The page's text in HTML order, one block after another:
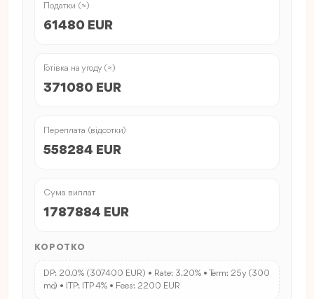
Податки (≈)
61480 EUR
Готівка на угоду (≈)
371080 EUR
Переплата (відсотки)
558284 EUR
Сума виплат
1787884 EUR
КОРОТКО
DP: 20.0% (307400 EUR) • Rate: 3.20% • Term: 25y (300
mo) • ITP: ITP 4% • Fees: 2200 EUR